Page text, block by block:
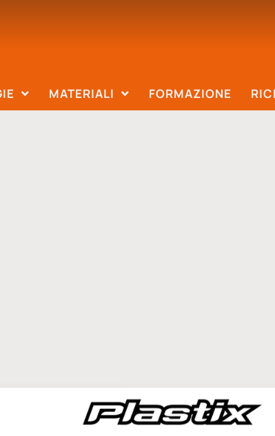
MATERIALI FORMAZIONE